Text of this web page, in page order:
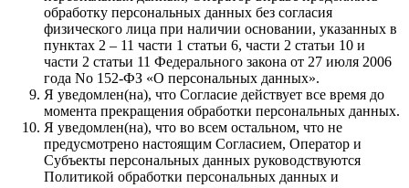
обработку персональных данных без согласия
физического лица при наличии основании, указанных в
пунктах 2 – 11 части 1 статьи 6, части 2 статьи 10 и
части 2 статьи 11 Федерального закона от 27 июля 2006
года No 152-ФЗ «О персональных данных».
Я уведомлен(на), что Согласие действует все время до
момента прекращения обработки персональных данных.
Я уведомлен(на), что во всем остальном, что не
предусмотрено настоящим Согласием, Оператор и
Субъекты персональных данных руководствуются
Политикой обработки персональных данных и